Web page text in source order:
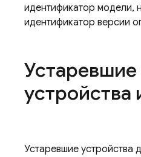
идентификатор модели,
идентификатор версии
Устаревшие
устройства
Устаревшие устройства